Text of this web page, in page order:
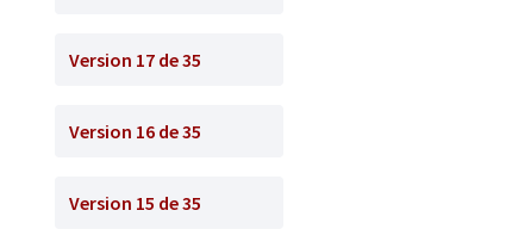
Version 17 de 35
Version 16 de 35
Version 15 de 35